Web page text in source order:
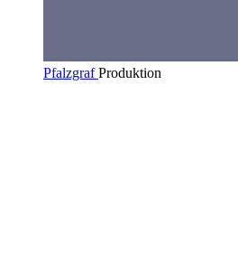
Pfalzgraf Produktion